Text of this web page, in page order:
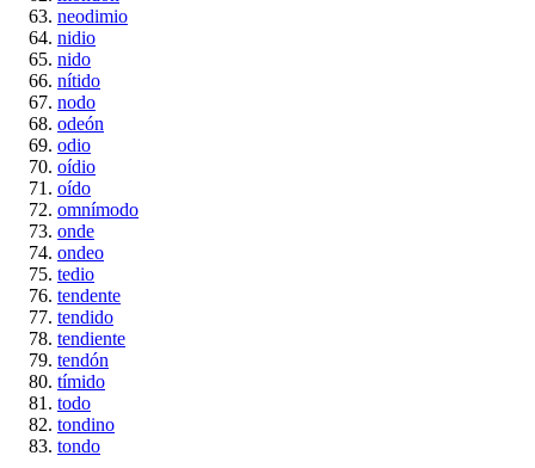
neodimio
nidio
nido
nítido
nodo
odeón
odio
oídio
oído
omnímodo
onde
ondeo
tedio
tendente
tendido
tendiente
tendón
tímido
todo
tondino
tondo